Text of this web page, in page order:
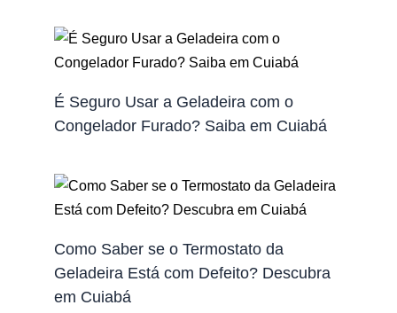
É Seguro Usar a Geladeira com o
Congelador Furado? Saiba em Cuiabá
Como Saber se o Termostato da
Geladeira Está com Defeito? Descubra
em Cuiabá